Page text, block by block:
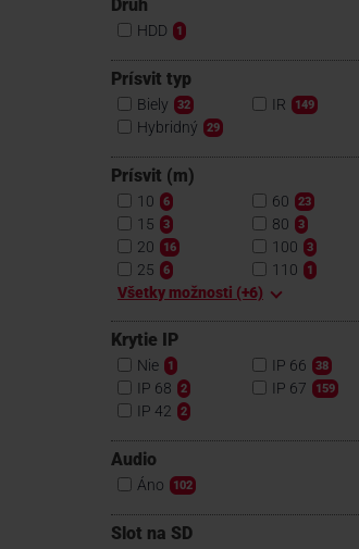
Druh
HDD 1
Prísvit typ
Biely 32
Hybridný 29
IR 149
Prísvit (m)
10 6
15 3
20 16
25 6
60 23
80 3
100 3
110 1
Všetky možnosti (+6)
Krytie IP
Nie 1
IP 68 2
IP 42 2
IP 66 38
IP 67 159
Audio
Áno 102
Slot na SD